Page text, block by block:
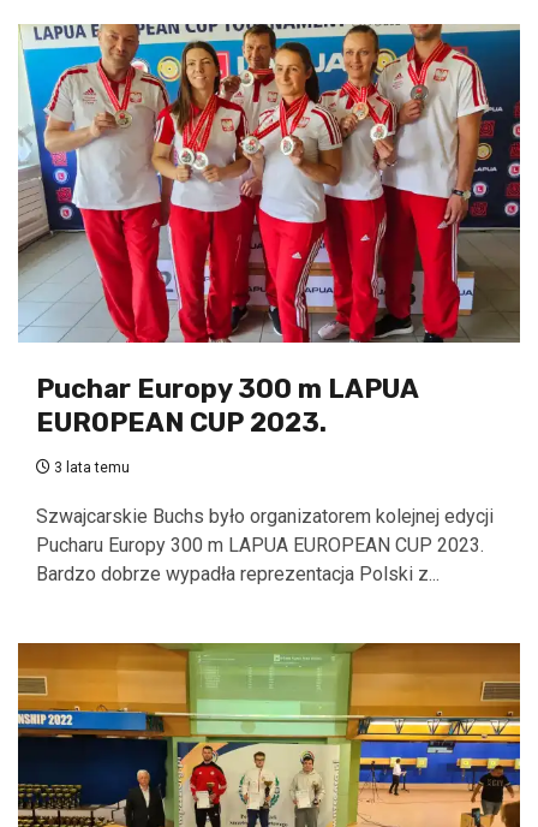
Puchar Europy 300 m LAPUA
EUROPEAN CUP 2023.
3 lata temu
Szwajcarskie Buchs było organizatorem kolejnej edycji
Pucharu Europy 300 m LAPUA EUROPEAN CUP 2023.
Bardzo dobrze wypadła reprezentacja Polski z...